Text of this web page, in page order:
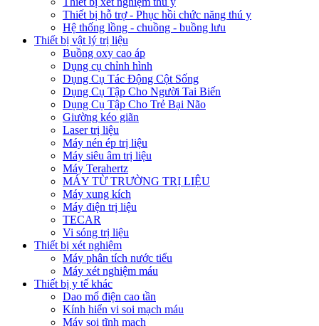
Thiết bị hỗ trợ - Phục hồi chức năng thú y
Hệ thống lồng - chuồng - buồng lưu
Thiết bị vật lý trị liệu
Buồng oxy cao áp
Dụng cụ chỉnh hình
Dụng Cụ Tác Động Cột Sống
Dụng Cụ Tập Cho Người Tai Biến
Dụng Cụ Tập Cho Trẻ Bại Não
Giường kéo giãn
Laser trị liệu
Máy nén ép trị liệu
Máy siêu âm trị liệu
Máy Terahertz
MÁY TỪ TRƯỜNG TRỊ LIỆU
Máy xung kích
Máy điện trị liệu
TECAR
Vi sóng trị liệu
Thiết bị xét nghiệm
Máy phân tích nước tiểu
Máy xét nghiệm máu
Thiết bị y tế khác
Dao mổ điện cao tần
Kính hiển vi soi mạch máu
Máy soi tĩnh mạch